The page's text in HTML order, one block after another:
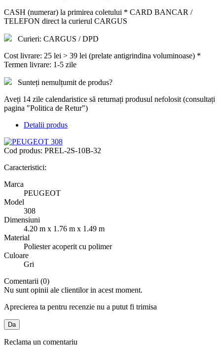
CASH (numerar) la primirea coletului * CARD BANCAR /
TELEFON direct la curierul CARGUS
Curieri: CARGUS / DPD
Cost livrare: 25 lei > 39 lei (prelate antigrindina voluminoase) *
Termen livrare: 1-5 zile
Sunteți nemulțumit de produs?
Aveți 14 zile calendaristice să returnați produsul nefolosit (consultați
pagina "Politica de Retur")
Detalii produs
Cod produs: PREL-2S-10B-32
Caracteristici:
Marca
PEUGEOT
Model
308
Dimensiuni
4.20 m x 1.76 m x 1.49 m
Material
Poliester acoperit cu polimer
Culoare
Gri
Comentarii (0)
Nu sunt opinii ale clientilor in acest moment.
Aprecierea ta pentru recenzie nu a putut fi trimisa
Da
Reclama un comentariu